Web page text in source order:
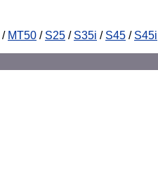
/ MT50 / S25 / S35i / S45 / S45i